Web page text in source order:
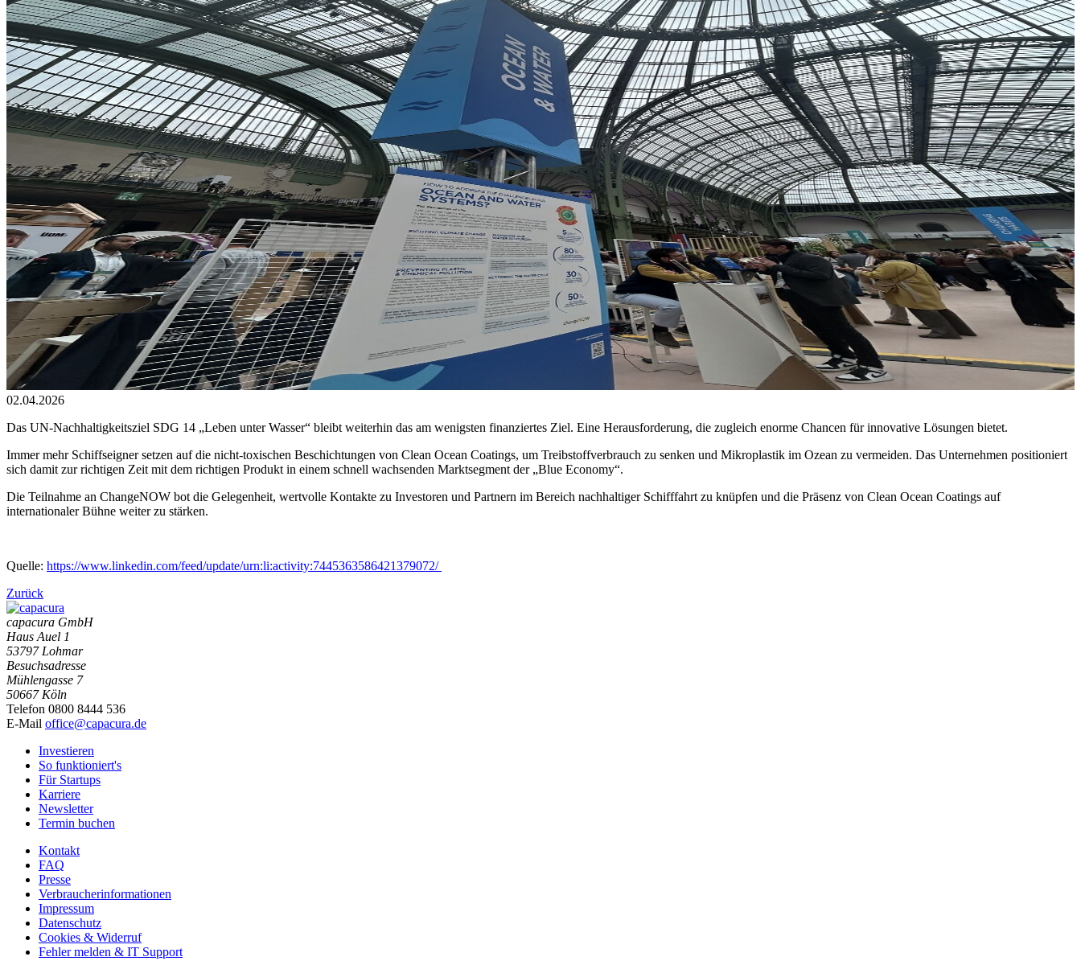
02.04.2026
Das UN-Nachhaltigkeitsziel SDG 14 „Leben unter Wasser“ bleibt weiterhin das am wenigsten finanziertes Ziel. Eine Herausforderung, die zugleich enorme Chancen für innovative Lösungen bietet.
Immer mehr Schiffseigner setzen auf die nicht-toxischen Beschichtungen von Clean Ocean Coatings, um Treibstoffverbrauch zu senken und Mikroplastik im Ozean zu vermeiden. Das Unternehmen positioniert
sich damit zur richtigen Zeit mit dem richtigen Produkt in einem schnell wachsenden Marktsegment der „Blue Economy“.
Die Teilnahme an ChangeNOW bot die Gelegenheit, wertvolle Kontakte zu Investoren und Partnern im Bereich nachhaltiger Schifffahrt zu knüpfen und die Präsenz von Clean Ocean Coatings auf
internationaler Bühne weiter zu stärken.
Quelle: https://www.linkedin.com/feed/update/urn:li:activity:7445363586421379072/
Zurück
capacura GmbH
Haus Auel 1
53797 Lohmar
Besuchsadresse
Mühlengasse 7
50667 Köln
Telefon 0800 8444 536
E-Mail office@capacura.de
Investieren
So funktioniert's
Für Startups
Karriere
Newsletter
Termin buchen
Kontakt
FAQ
Presse
Verbraucherinformationen
Impressum
Datenschutz
Cookies & Widerruf
Fehler melden & IT Support